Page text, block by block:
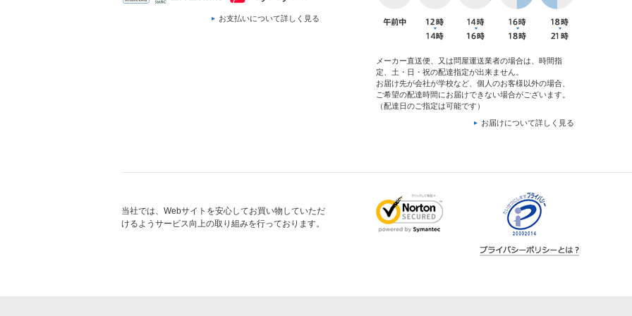
お支払いについて詳しく見る
メーカー直送便、又は問屋運送業者の場合は、時間指
定、土・日・祝の配達指定が出来ません。
お届け先が会社が学校など、個人のお客様以外の場合、
ご希望の配達時間にお届けできない場合がございます。
（配達日のご指定は可能です）
お届けについて詳しく見る
当社では、Webサイトを安心してお買い物していただ
けるようサービス向上の取り組みを行っております。